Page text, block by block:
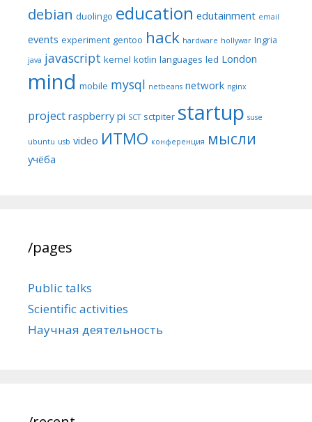
debian duolingo education edutainment email
events experiment gentoo hack hardware hollywar Ingria
java javascript kernel kotlin languages led London
mind mobile mysql netbeans network nginx
project raspberry pi SCT sctpiter startup suse
ubuntu usb video ИТМО конференция мысли
учёба
/pages
Public talks
Scientific activities
Научная деятельность